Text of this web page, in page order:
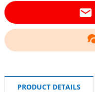
PRODUCT DETAILS